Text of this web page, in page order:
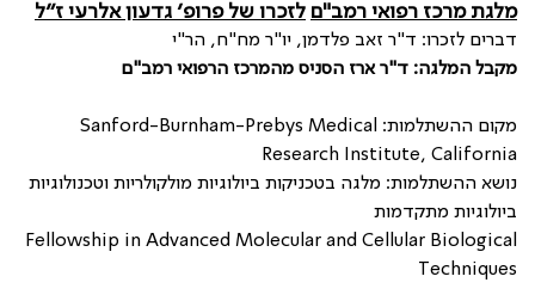
מלגת מרכז רפואי רמב"ם לזכרו של פרופ׳ גדעון אלרעי ז״ל
דברים לזכרו: ד"ר זאב פלדמן, יו"ר מח"ח, הר"י
מקבל המלגה: ד"ר ארז הסניס מהמרכז הרפואי רמב"ם
מקום ההשתלמות: Sanford-Burnham-Prebys Medical
Research Institute, California
נושא ההשתלמות: מלגה בטכניקות ביולוגיות מולקולריות וטכנולוגיות
ביולוגיות מתקדמות
Fellowship in Advanced Molecular and Cellular Biological
Techniques